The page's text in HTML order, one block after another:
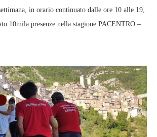
in orario continuato dalle ore 10 alle 19,
10mila presenze nella stagione PACENTRO –